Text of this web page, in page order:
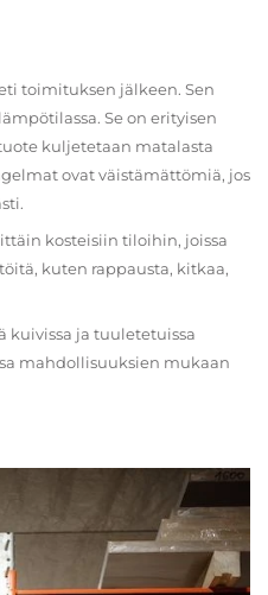
toimituksen jälkeen. Sen
Se on erityisen
kuljetetaan matalasta
ovat väistämättömiä, jos
kosteisiin tiloihin, joissa
kuten rappausta, kitkaa,
kuivissa ja tuuletetuissa
mahdollisuuksien mukaan